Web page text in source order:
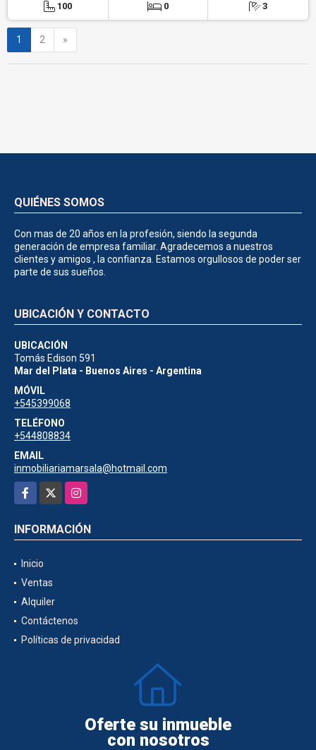
100 0 3
1 2 »
QUIÉNES SOMOS
Con mas de 20 años en la profesión, siendo la segunda
generación de empresa familiar. Agradecemos a nuestros
clientes y amigos , la confianza. Estamos orgullosos de poder ser
parte de sus sueños.
UBICACIÓN Y CONTACTO
UBICACIÓN
Tomás Edison 591
Mar del Plata - Buenos Aires - Argentina
MÓVIL
+545399068
TELÉFONO
+544808834
EMAIL
inmobiliariamarsala@hotmail.com
Facebook
Instagram
INFORMACIÓN
Inicio
Ventas
Alquiler
Contáctenos
Políticas de privacidad
Oferte su inmueble
con nosotros